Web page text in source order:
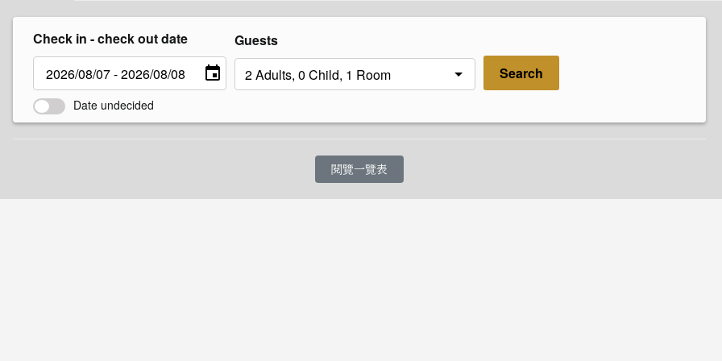
請利用附近的投幣式收費停車場。
近隣コインパーキング案内図
注意：飯店正前方（神社旁）的停車場並非飯店專用。
Check in - check out date
Guests
Search
Date undecided
閱覽一覽表